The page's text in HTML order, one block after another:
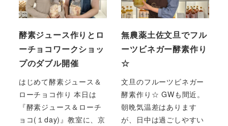
酵素ジュース作りとロ
ーチョコワークショッ
プのダブル開催
はじめて酵素ジュース＆
ローチョコ作り 本日は
『酵素ジュース＆ローチ
ョコ(１day)』教室に、京
無農薬土佐文旦でフル
ーツビネガー酵素作り
☆
文旦のフルーツビネガー
酵素作り☆ GWも間近。
朝晩気温差はあります
が、日中は過ごしやすい